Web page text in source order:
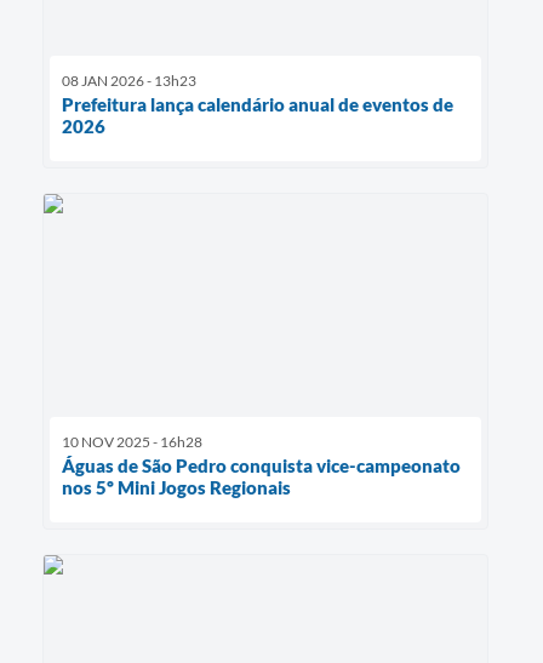
08 JAN 2026 - 13h23
Prefeitura lança calendário anual de eventos de
2026
10 NOV 2025 - 16h28
Águas de São Pedro conquista vice-campeonato
nos 5º Mini Jogos Regionais